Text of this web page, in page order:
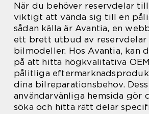
När du behöver reservdelar
viktigt att vända sig till en
sådan källa är Avantia, en
ett brett utbud av reservdelar
bilmodeller. Hos Avantia, kan
på att hitta högkvalitativa
pålitliga
dina bilreparationsbehov. Dess
användarvänliga hemsida gör
söka och hitta rätt delar